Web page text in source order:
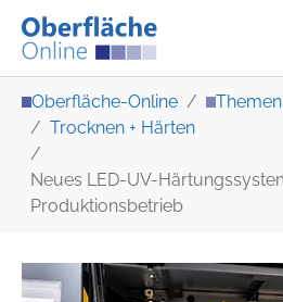
Oberfläche-Online Themen
Trocknen + Härten
Neues LED-UV-
Produktionsbetrieb